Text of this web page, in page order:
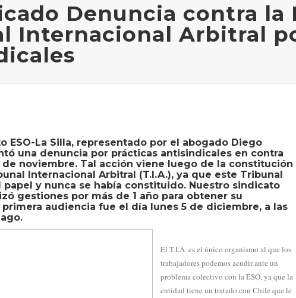
Denuncia contra la
Internacional Arbitral
ESO-La Silla, representado por el abogado Diego
una denuncia por prácticas antisindicales en contra
de noviembre. Tal acción viene luego de la constitución
Internacional Arbitral (T.I.A.), ya que este Tribunal
papel y nunca se había constituido. Nuestro sindicato
gestiones por más de 1 año para obtener su
audiencia fue el día lunes 5 de diciembre, a las
El T.I.A. es el único organismo al que los
trabajadores podemos acudir ante un
problema colectivo con la ESO, ya que la
entidad tiene un tratado con Chile que le